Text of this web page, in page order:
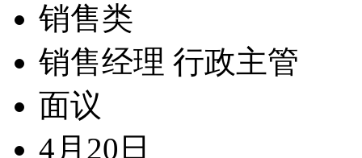
销售类
销售经理 行政主管
面议
4月20日